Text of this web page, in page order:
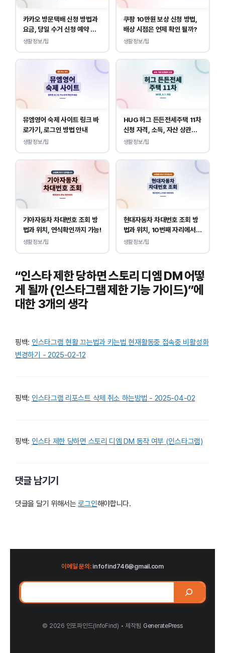
카카오 방문택배 신청 방법과
요금, 당일 수거 신청 예약 안
내
생활정보/팁
쿠팡 10만원 보상 신청 방법,
배상 시점은 언제 확인 될까?
생활정보/팁
뮤엠영어 숙제 사이트 링크 바
로가기, 로그인 방법 안내
생활정보/팁
HUG 허그 든든전세주택 11차
신청 자격, 소득, 자산 상관없
이 가능합니다.
생활정보/팁
기아자동차 차대번호 조회 방
법과 위치, 연식확인까지 가능!
생활정보/팁
현대자동차 차대번호 조회 방
법과 위치, 10번째 자리에서
연식 확인!
생활정보/팁
“인스타 제한 당하면 스토리 디엠 DM 어떻
게 될까 (인스타그램 제한 기능 가이드)”에
대한 3개의 생각
핑백: 인스타그램 현활 끄는법과 키는법 현재활동중 접속중 비활성화
변경하기 - 2025-02-12
핑백: 인스타그램 리포스트 삭제 취소 하는방법 - 2025-04-02
핑백: 인스타 제한 당하면 스토리 디엠 DM 동작 여부 (인스타그램)
댓글 남기기
댓글을 달기 위해서는로그인해야합니다.
이메일 문의:infofind746@gmail.com
검
© 2026 인포파인드(InfoFind)​​​​ • 제작됨 GeneratePress